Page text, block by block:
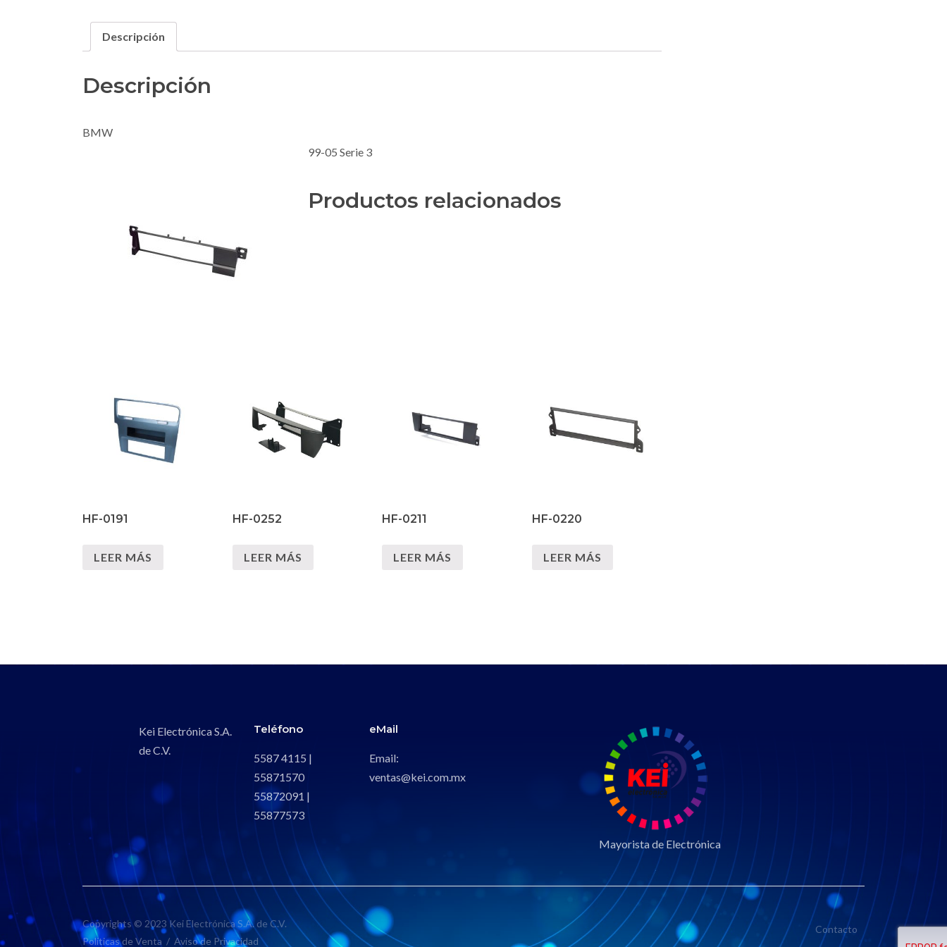
Descripción
Descripción
BMW
99-05 Serie 3
Productos relacionados
HF-0191
LEER MÁS
HF-0252
LEER MÁS
HF-0211
LEER MÁS
HF-0220
LEER MÁS
Kei Electrónica S.A.
de C.V.
Teléfono
5587 4115 |
55871570
55872091 |
55877573
eMail
Email:
ventas@kei.com.mx
Mayorista de Electrónica
Copyrights © 2023 Kei Electrónica S.A. de C.V.
Políticas de Venta / Aviso de Privacidad
Contacto